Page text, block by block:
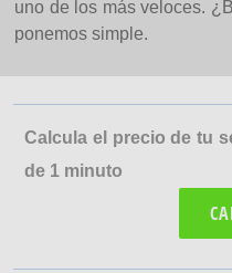
uno de los más veloces.
ponemos simple.
Calcula el precio de tu
de 1 minuto